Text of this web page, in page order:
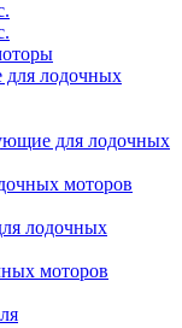
для лодочных
для лодочных
моторов
лодочных
моторов